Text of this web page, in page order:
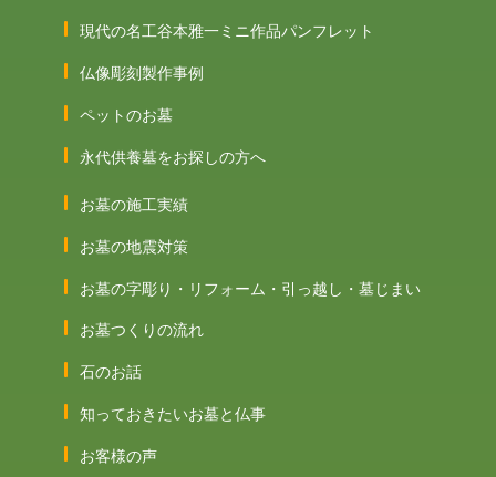
現代の名工谷本雅一ミニ作品パンフレット
仏像彫刻製作事例
ペットのお墓
永代供養墓をお探しの方へ
お墓の施工実績
お墓の地震対策
お墓の字彫り・リフォーム・引っ越し・墓じまい
お墓つくりの流れ
石のお話
知っておきたいお墓と仏事
お客様の声